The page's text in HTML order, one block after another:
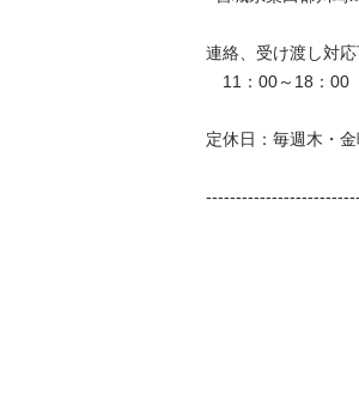
連絡、受け渡し対
11：00～18：00
定休日：毎週木・金